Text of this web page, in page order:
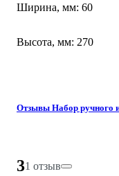
Ширина, мм: 60
Высота, мм: 270
Отзывы Набор ручного
31 отзыв